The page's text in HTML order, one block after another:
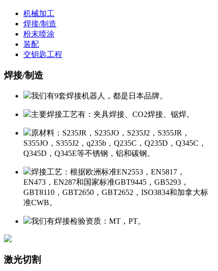
机械加工
焊接/制造
粉末喷涂
装配
交钥匙工程
焊接/制造
我们有9套焊接机器人，都是日本品牌。
主要焊接工艺有： 夹具焊接、CO2焊接、锯焊。
原材料： S235JR，S235JO，S235J2，S355JR，
S355JO，S355J2，q235b，Q235C，Q235D，Q345C，
Q345D，Q345E等不锈钢，铝和碳钢。
焊接工艺： 根据欧洲标准EN2553，EN5817，
EN473，EN287和国家标准GBT9445，GB5293，
GBT8110，GBT2650，GBT2652，ISO3834和加拿大标
准CWB。
我们有焊接检验资质： MT，PT。
激光切割